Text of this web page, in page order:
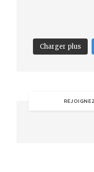
Charger plus